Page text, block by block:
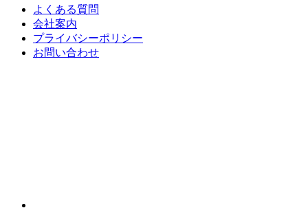
よくある質問
会社案内
プライバシーポリシー
お問い合わせ